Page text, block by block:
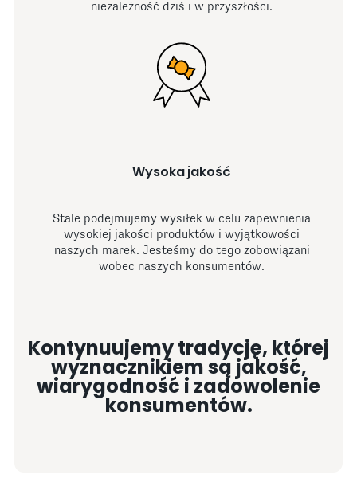
niezależność dziś i w przyszłości.
Wysoka jakość
Stale podejmujemy wysiłek w celu zapewnienia
wysokiej jakości produktów i wyjątkowości
naszych marek. Jesteśmy do tego zobowiązani
wobec naszych konsumentów.
Kontynuujemy tradycję, której
wyznacznikiem są jakość,
wiarygodność i zadowolenie
konsumentów.